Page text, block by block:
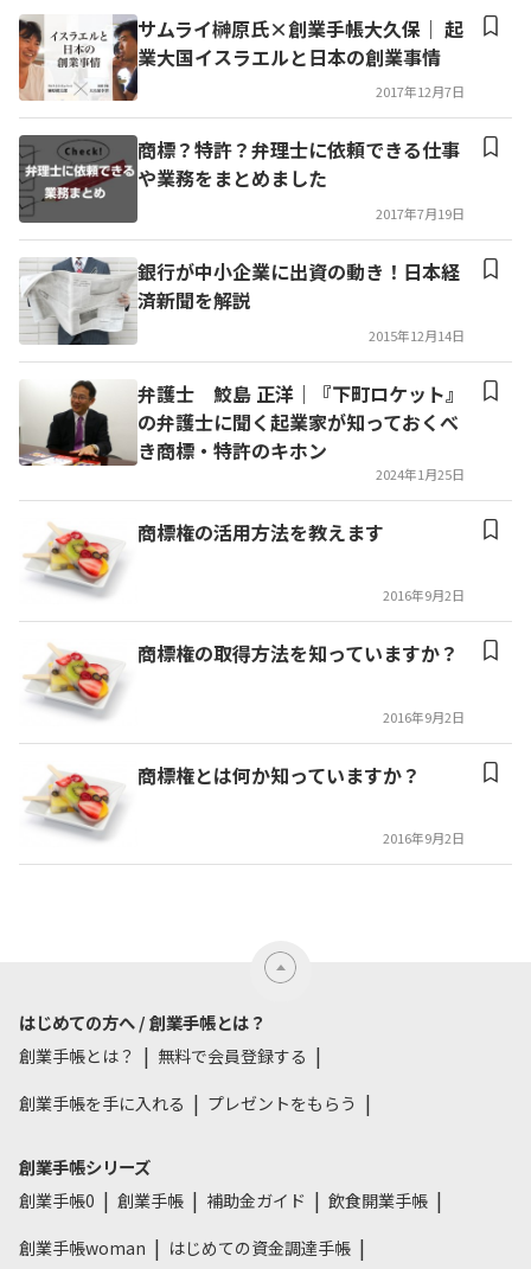
サムライ榊原氏×創業手帳大久保｜ 起
業大国イスラエルと日本の創業事情
2017年12月7日
商標？特許？弁理士に依頼できる仕事
や業務をまとめました
2017年7月19日
銀行が中小企業に出資の動き！日本経
済新聞を解説
2015年12月14日
弁護士 鮫島 正洋｜『下町ロケット』
の弁護士に聞く起業家が知っておくべ
き商標・特許のキホン
2024年1月25日
商標権の活用方法を教えます
2016年9月2日
商標権の取得方法を知っていますか？
2016年9月2日
商標権とは何か知っていますか？
2016年9月2日
はじめての方へ / 創業手帳とは？
創業手帳とは？
無料で会員登録する
創業手帳を手に入れる
プレゼントをもらう
創業手帳シリーズ
創業手帳0 創業手帳 補助金ガイド
飲食開業手帳
創業手帳woman
はじめての資金調達手帳